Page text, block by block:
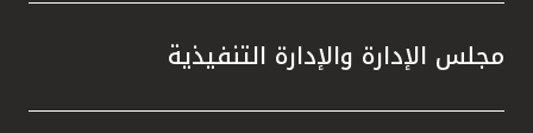
مجلس الإدارة والإدارة التنفيذية